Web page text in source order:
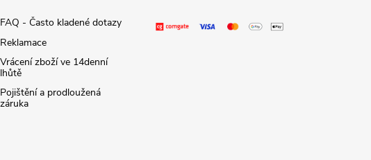
FAQ - Často kladené dotazy
Reklamace
Vrácení zboží ve 14denní
lhůtě
Pojištění a prodloužená
záruka